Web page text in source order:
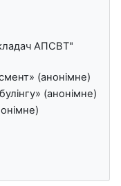
АПСВТ"
(анонімне)
(анонімне)